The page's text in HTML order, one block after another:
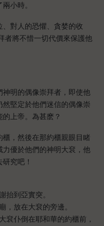
小時。
對人的恐懼、貪婪的收
者將不惜一切代價來保護他
明的偶像崇拜者，即使他
堅定於他們迷信的偶像崇
上帝。為甚麽？
，然後在那約櫃親眼目睹
力優於他們的神明大袞，他
究吧！
抬到亞實突。
，放在大袞的旁邊。
袞仆倒在耶和華的約櫃前，